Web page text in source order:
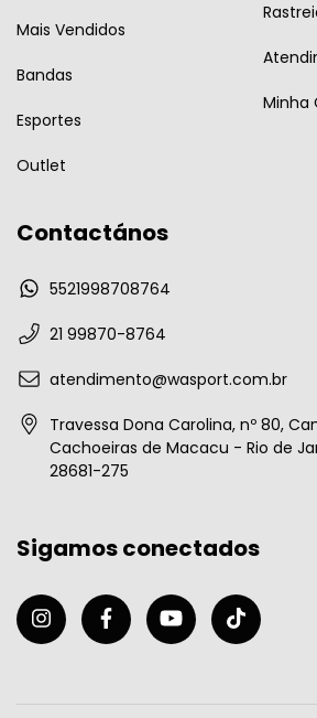
Mais Vendidos
Bandas
Esportes
Outlet
Minha
Contactános
5521998708764
21 99870-8764
atendimento@wasport.com.br
Travessa Dona Carolina, nº 80,
Cachoeiras de Macacu - Rio de
28681-275
Sigamos conectados